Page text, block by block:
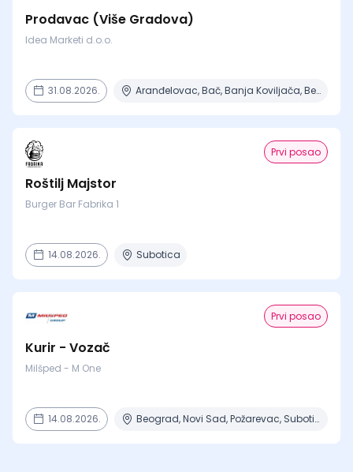
Prodavac (Više Gradova)
Idea Marketi d.o.o.
31.08.2026. Aranđelovac, Bač, Banja Koviljača, Beograd, Boljevac + 16 mesta
Prvi posao
Roštilj Majstor
Burger Bar Fabrika 1
14.08.2026. Subotica
Prvi posao
Kurir - Vozač
Milšped - M One
14.08.2026. Beograd, Novi Sad, Požarevac, Subotica, Šabac